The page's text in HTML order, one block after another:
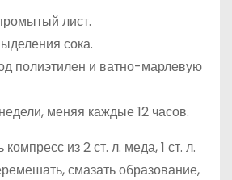
лист.
сока.
полиэтилен и ватно-марлевую
меняя каждые 12 часов.
из 2 ст. л. меда, 1 ст. л.
смазать образование,